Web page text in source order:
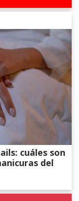
cuáles son
del